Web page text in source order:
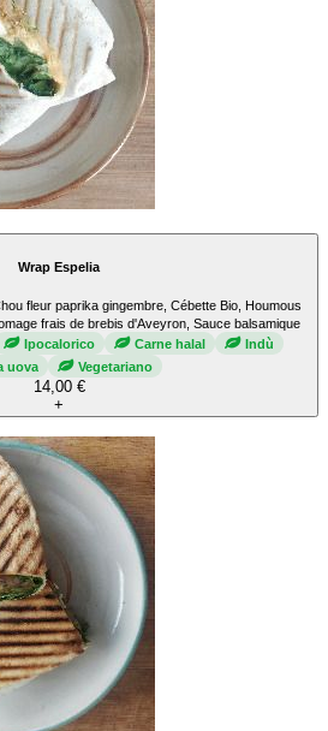
Wrap Espelia
fleur paprika gingembre, Cébette Bio, Houmous
frais de brebis d'Aveyron, Sauce balsamique
Ipocalorico Carne halal
Indù
uova Vegetariano
14,00 €
+